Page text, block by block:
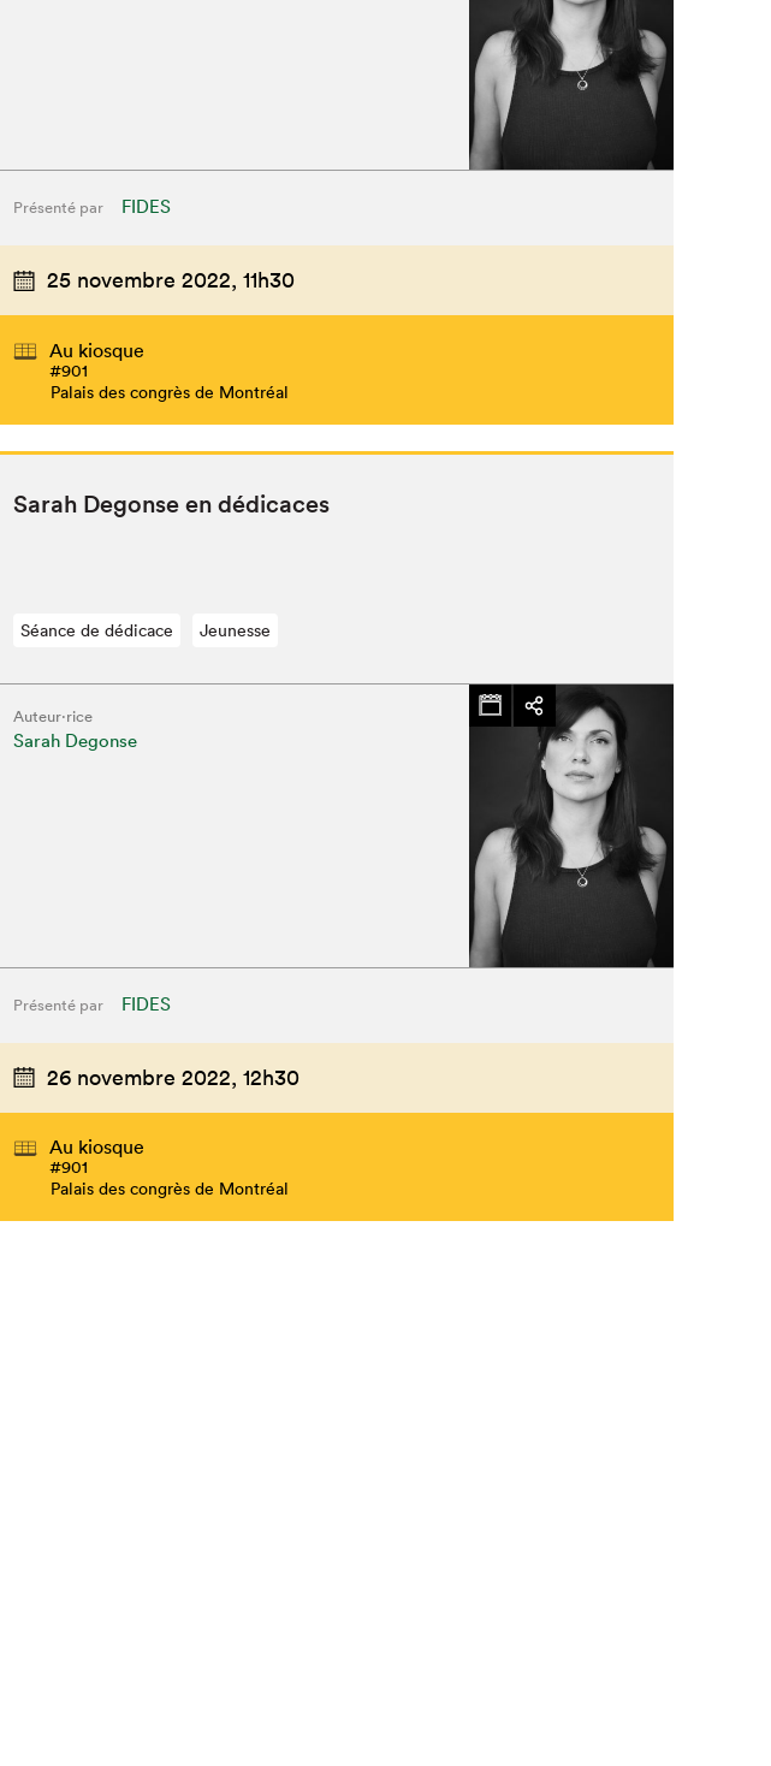
Présenté par FIDES
25 novembre 2022, 11h30
Au kiosque
#901
Palais des congrès de Montréal
Sarah Degonse en dédicaces
Séance de dédicace Jeunesse
Auteur·rice
Sarah Degonse
Présenté par FIDES
26 novembre 2022, 12h30
Au kiosque
#901
Palais des congrès de Montréal